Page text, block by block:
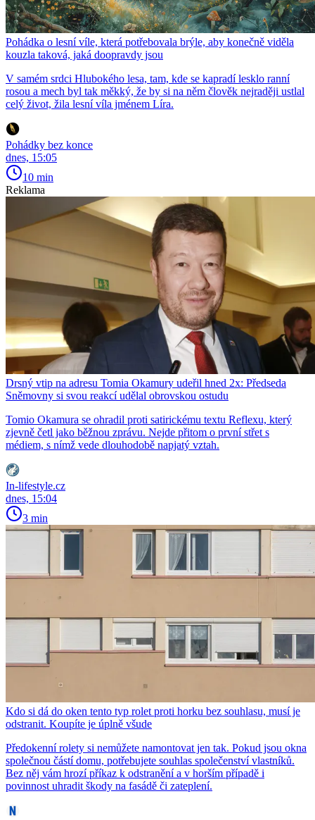
Pohádka o lesní víle, která potřebovala brýle, aby konečně viděla
kouzla taková, jaká doopravdy jsou
V samém srdci Hlubokého lesa, tam, kde se kapradí lesklo ranní
rosou a mech byl tak měkký, že by si na něm člověk nejraději ustlal
celý život, žila lesní víla jménem Líra.
Pohádky bez konce
dnes, 15:05
10 min
Reklama
Drsný vtip na adresu Tomia Okamury udeřil hned 2x: Předseda
Sněmovny si svou reakcí udělal obrovskou ostudu
Tomio Okamura se ohradil proti satirickému textu Reflexu, který
zjevně četl jako běžnou zprávu. Nejde přitom o první střet s
médiem, s nímž vede dlouhodobě napjatý vztah.
In-lifestyle.cz
dnes, 15:04
3 min
Kdo si dá do oken tento typ rolet proti horku bez souhlasu, musí je
odstranit. Koupíte je úplně všude
Předokenní rolety si nemůžete namontovat jen tak. Pokud jsou okna
společnou částí domu, potřebujete souhlas společenství vlastníků.
Bez něj vám hrozí příkaz k odstranění a v horším případě i
povinnost uhradit škody na fasádě či zateplení.